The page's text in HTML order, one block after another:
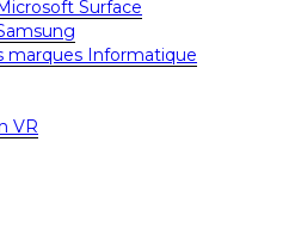
Surface
marques Informatique
VR